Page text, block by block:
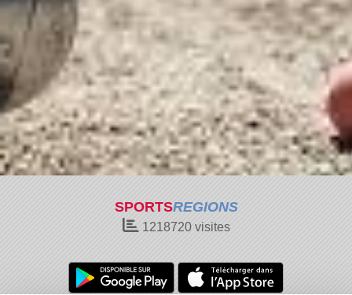
SPORTSREGIONS
1218720visites